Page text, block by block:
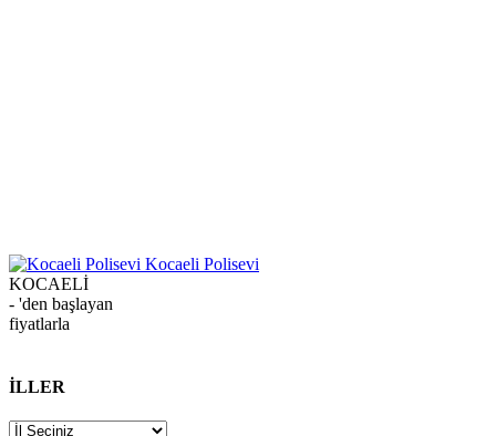
Kocaeli Polisevi
KOCAELİ
- 'den başlayan
fiyatlarla
İLLER